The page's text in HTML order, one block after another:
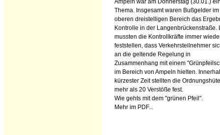
Ampeln war am Donnerstag (30.01.)
Thema. Insgesamt waren Bußgelder im
oberen dreistelligen Bereich das
Kontrolle in der Langenbrückenstraße.
mussten die Kontrollkräfte immer
feststellen, dass Verkehrsteilnehmer
an die geltende Regelung in
Zusammenhang mit einem
im Bereich von Ampeln hielten.
kürzester Zeit stellten die
mehr als 20 Verstöße fest.
Wie gehts mit dem "grünen Pfeil".
Mehr im PDF...